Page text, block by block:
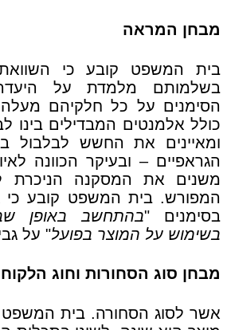
מבחן המראה
בית המשפט קובע כי
בשלמותם מלמדת על היעדר
הסימנים על כל חלקיהם
כולל אלמנטים המבדילים בינו
ומאיינים את החשש לבלבול
הגראפיים – ובעיקר הכוונה
משנים את המסקנה הניכרת
המפורש. בית המשפט קובע כי
בסימנים "בהתחשב באופן
בשימוש על המוצר בפועל" על
מבחן סוג הסחורות וחוג
אשר לסוג הסחורה. בית